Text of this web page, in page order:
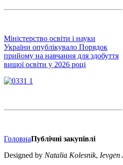
Міністерство освіти і науки
України опублікувало Порядок
прийому на навчання для здобуття
вищої освіти у 2026 році
ГоловнаПублічні закупівлі
Designed by Natalia Kolesnik, Ievgen